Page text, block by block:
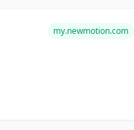
my.newmotion.com